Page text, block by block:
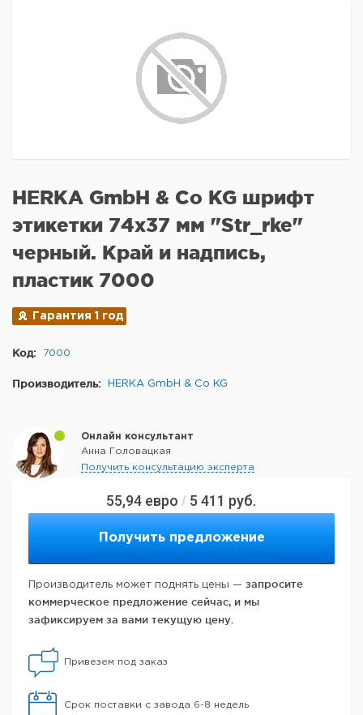
55,94 евро / 5 411 руб.
Получить предложение
Производитель может поднять цены — запросите
коммерческое предложение сейчас, и мы
зафиксируем за вами текущую цену.
Привезем под заказ
Срок поставки с завода 6-8 недель
HERKA GmbH & Co KG шрифт
этикетки 74x37 мм "Str_rke"
черный. Край и надпись,
пластик 7000
Гарантия 1 год
Код: 7000
Производитель: HERKA GmbH & Co KG
Онлайн консультант
Анна Головацкая
Получить консультацию эксперта